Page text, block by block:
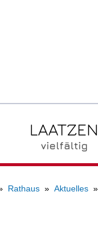
LAATZEN
vielfältig
Rathaus Aktuelles